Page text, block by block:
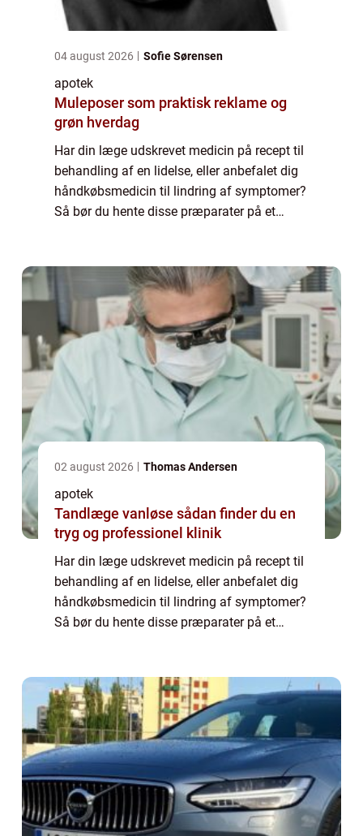
04 august 2026 Sofie Sørensen
apotek
Muleposer som praktisk reklame og
grøn hverdag
Har din læge udskrevet medicin på recept til
behandling af en lidelse, eller anbefalet dig
håndkøbsmedicin til lindring af symptomer?
Så bør du hente disse præparater på et
02 august 2026 Thomas Andersen
apotek
Tandlæge vanløse sådan finder du en
tryg og professionel klinik
Har din læge udskrevet medicin på recept til
behandling af en lidelse, eller anbefalet dig
håndkøbsmedicin til lindring af symptomer?
Så bør du hente disse præparater på et